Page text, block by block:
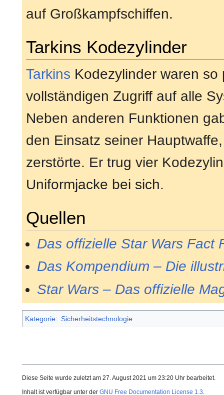
auf Großkampfschiffen.
Tarkins Kodezylinder
Tarkins Kodezylinder waren
vollständigen Zugriff auf alle
Neben anderen Funktionen
den Einsatz seiner
zerstörte. Er trug vier
Uniformjacke bei sich.
Quellen
Das offizielle Star Wars Fact
Das Kompendium – Die
Star Wars – Das offizielle
Kategorie: Sicherheitstechnologie
Diese Seite wurde zuletzt am 27. August 2021 um 23:20 Uhr bearbeitet.
Inhalt ist verfügbar unter der GNU Free Documentation License 1.3.